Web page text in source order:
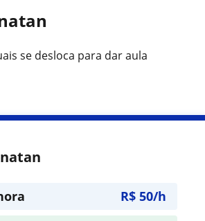
se desloca para dar aula
R$ 50/h